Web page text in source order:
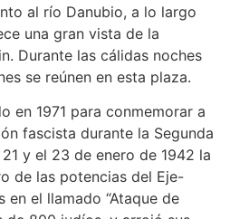
al río Danubio, a lo largo
una gran vista de la
Durante las cálidas noches
se reúnen en esta plaza.
en 1971 para conmemorar a
fascista durante la Segunda
y el 23 de enero de 1942 la
de las potencias del Eje-
en el llamado “Ataque de